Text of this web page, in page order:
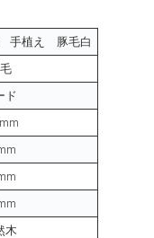
手植え 豚毛白
ド
木